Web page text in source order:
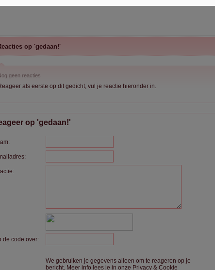
op 'gedaan!'
geen reacties
als eerste op dit gedicht, vul je reactie hieronder in.
op 'gedaan!'
de code over:
We gebruiken je gegevens alleen om te reageren op je
bericht. Meer info lees je in onze Privacy & Cookie